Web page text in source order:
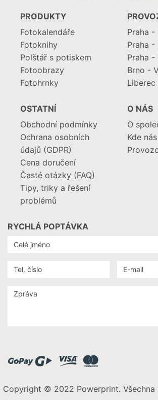
PRODUKTY
Fotokalendáře
Fotoknihy
Polštář s potiskem
Fotoobrazy
Fotohrnky
Praha -
Praha -
Praha
Brno -
Liberec
OSTATNÍ
Obchodní podmínky
Ochrana osobních
údajů (GDPR)
Cena doručení
Časté otázky (FAQ)
Tipy, triky a řešení
problémů
O NÁS
O
Kde
RYCHLÁ POPTÁVKA
Copyright © 2022 Powerprint. Všechna